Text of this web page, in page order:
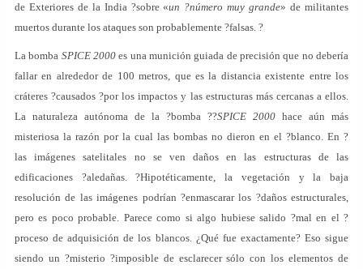
de Exteriores de la India ?sobre «un ?número muy grande» de militantes
muertos durante los ataques son probablemente ?falsas. ?
La bomba SPICE 2000 es una munición guiada de precisión que no debería
fallar en alrededor de 100 metros, que es la distancia existente entre los
cráteres ?causados ?por los impactos y las estructuras más cercanas a ellos.
La naturaleza autónoma de la ?bomba ??SPICE 2000 hace aún más
misteriosa la razón por la cual las bombas no dieron en el ?blanco. En ?
las imágenes satelitales no se ven daños en las estructuras de las
edificaciones ?aledañas. ?Hipotéticamente, la vegetación y la baja
resolución de las imágenes podrían ?enmascarar los ?daños estructurales,
pero es poco probable. Parece como si algo hubiese salido ?mal en el ?
proceso de adquisición de los blancos. ¿Qué fue exactamente? Eso sigue
siendo un ?misterio ?imposible de esclarecer sólo con los elementos de